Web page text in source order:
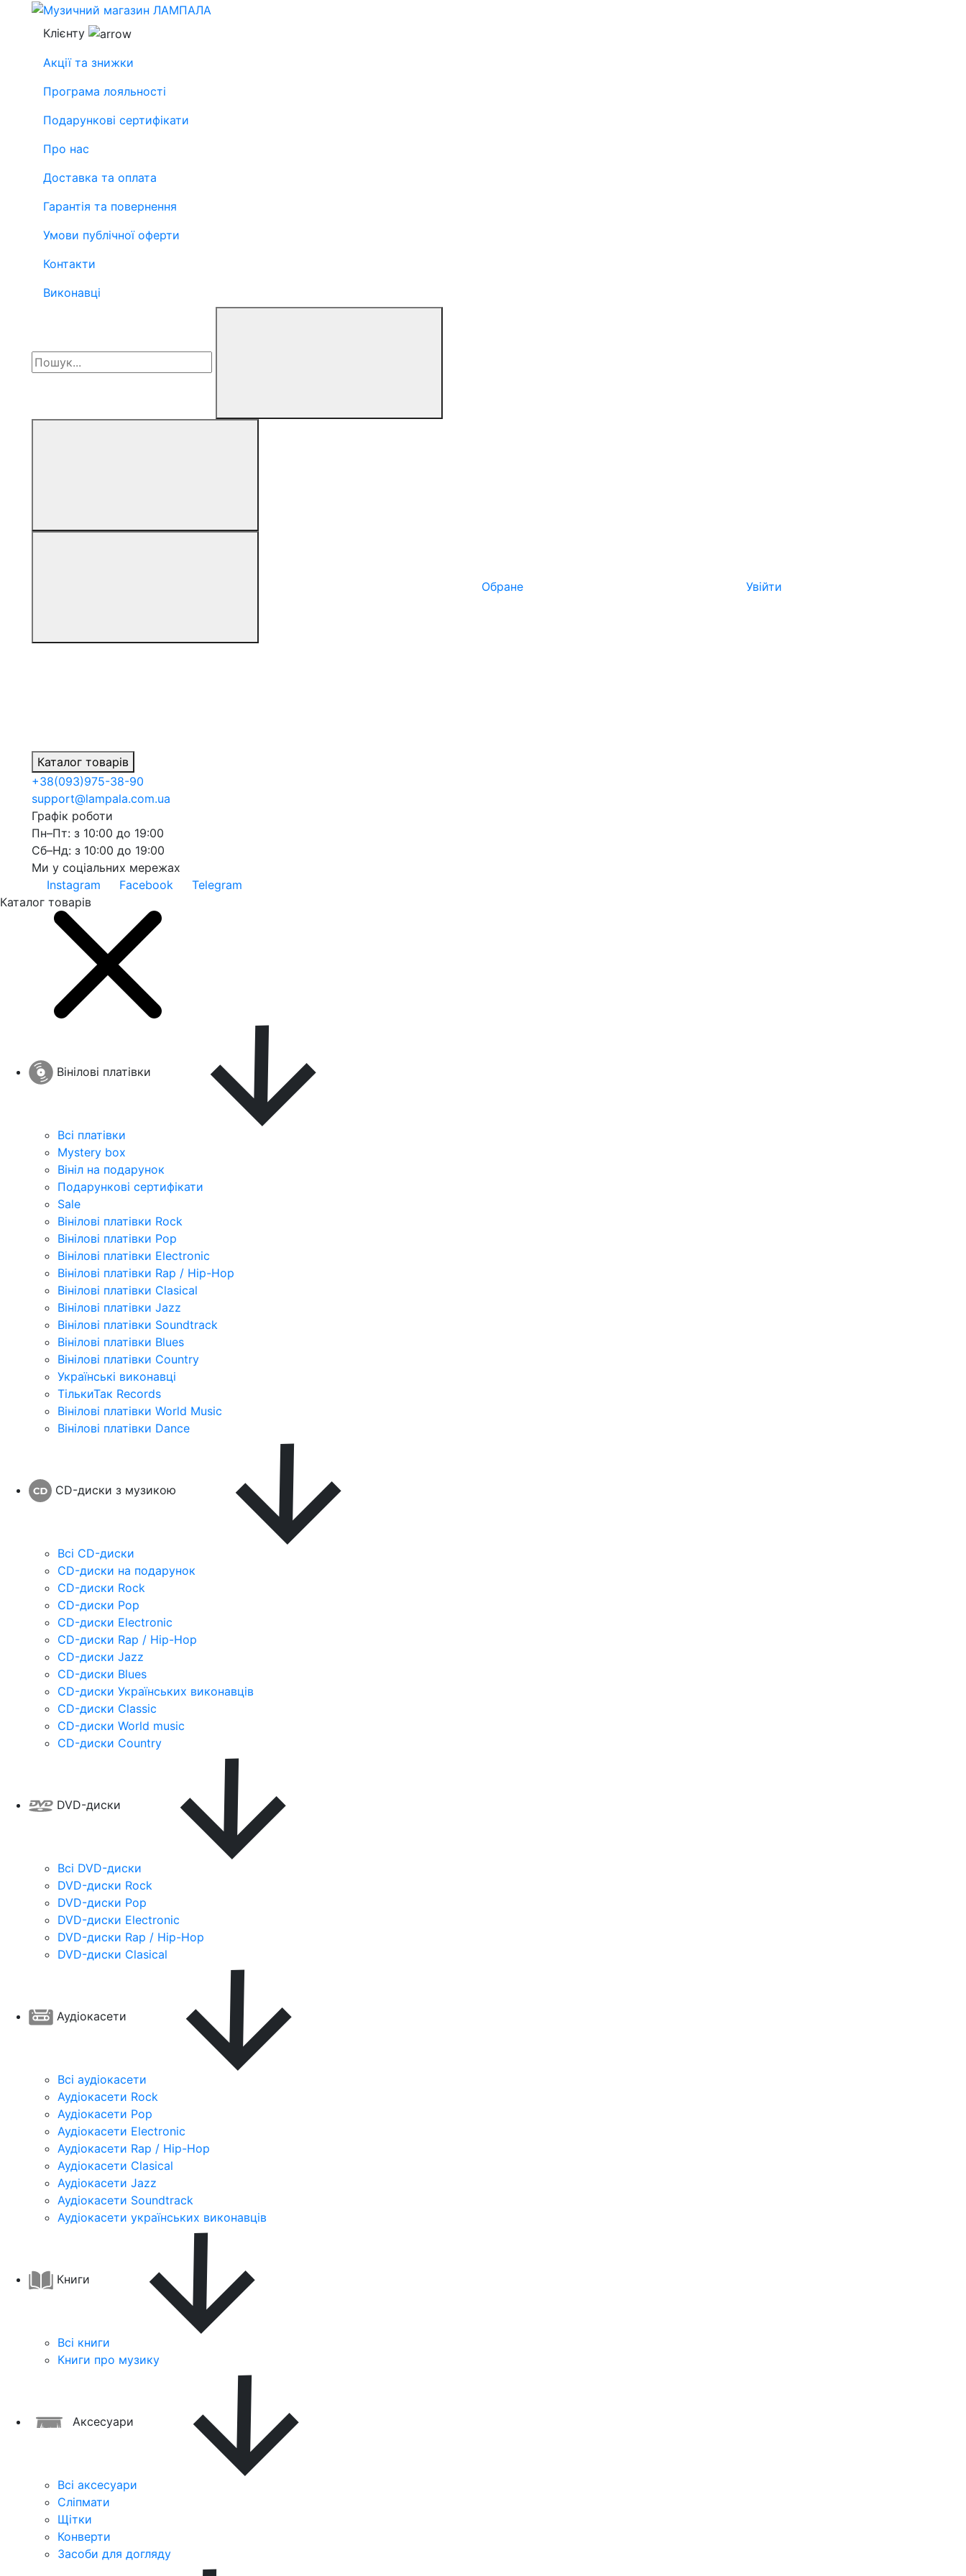
Клієнту
Акції та знижки
Програма лояльності
Подарункові сертифікати
Про нас
Доставка та оплата
Гарантія та повернення
Умови публічної оферти
Контакти
Виконавці
Обране Увійти
Каталог товарів
+38(093)975-38-90
support@lampala.com.ua
Графік роботи
Пн–Пт: з 10:00 до 19:00
Сб–Нд: з 10:00 до 19:00
Ми у соціальних мережах
Instagram
Facebook
Telegram
Каталог товарів
Вінілові платівки
Всі платівки
Mystery box
Вініл на подарунок
Подарункові сертифікати
Sale
Вінілові платівки Rock
Вінілові платівки Pop
Вінілові платівки Electronic
Вінілові платівки Rap / Hip-Hop
Вінілові платівки Clasical
Вінілові платівки Jazz
Вінілові платівки Soundtrack
Вінілові платівки Blues
Вінілові платівки Country
Українські виконавці
ТількиТак Records
Вінілові платівки World Music
Вінілові платівки Dance
CD-диски з музикою
Всі CD-диски
CD-диски на подарунок
CD-диски Rock
CD-диски Pop
CD-диски Electronic
CD-диски Rap / Hip-Hop
CD-диски Jazz
CD-диски Blues
CD-диски Українських виконавців
CD-диски Classic
CD-диски World music
CD-диски Country
DVD-диски
Всі DVD-диски
DVD-диски Rock
DVD-диски Pop
DVD-диски Electronic
DVD-диски Rap / Hip-Hop
DVD-диски Clasical
Аудіокасети
Всі аудіокасети
Аудіокасети Rock
Аудіокасети Pop
Аудіокасети Electronic
Аудіокасети Rap / Hip-Hop
Аудіокасети Clasical
Аудіокасети Jazz
Аудіокасети Soundtrack
Аудіокасети українських виконавців
Книги
Всі книги
Книги про музику
Аксесуари
Всі аксесуари
Сліпмати
Щітки
Конверти
Засоби для догляду